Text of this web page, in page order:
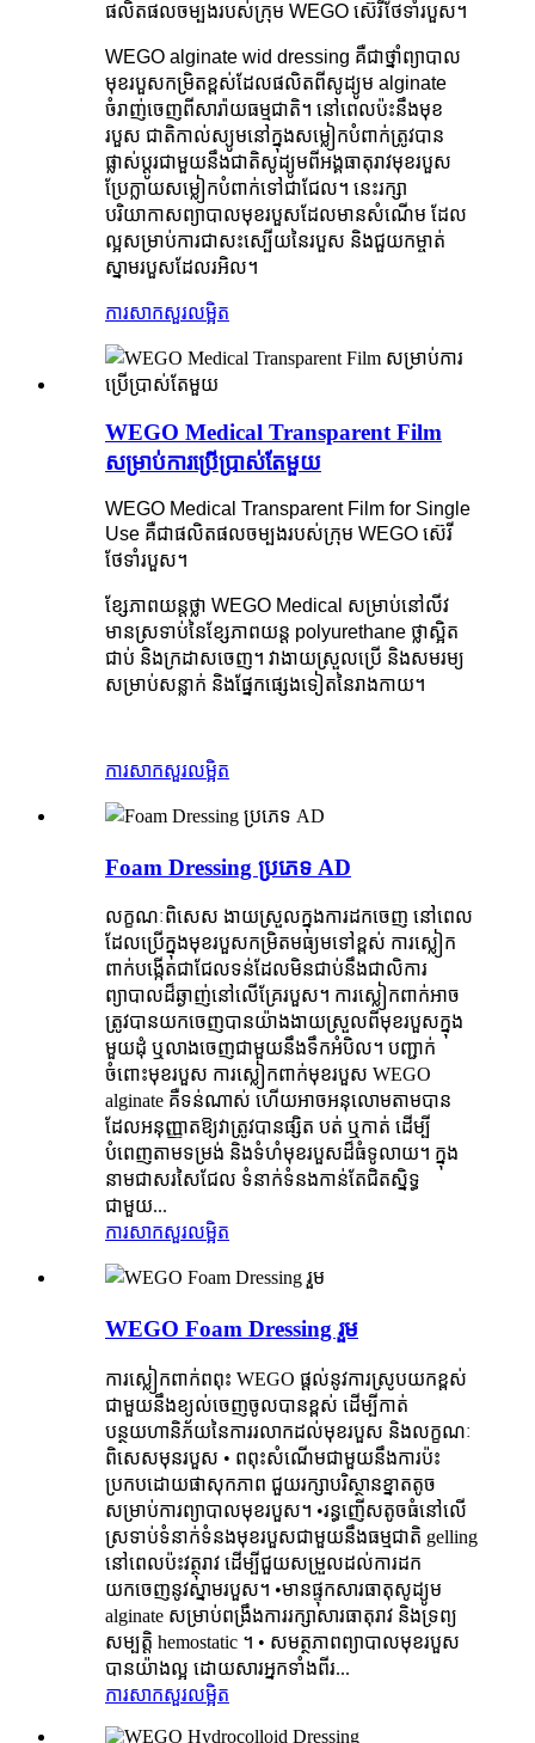
ផលិតផលចម្បងរបស់ក្រុម WEGO ស៊េរីថែទាំរបួស។
WEGO alginate wid dressing គឺជាថ្នាំព្យាបាល
មុខរបួសកម្រិតខ្ពស់ដែលផលិតពីសូដ្យូម alginate
ចំរាញ់ចេញពីសារ៉ាយធម្មជាតិ។ នៅពេលប៉ះនឹងមុខ
របួស ជាតិកាល់ស្យូមនៅក្នុងសម្លៀកបំពាក់ត្រូវបាន
ផ្លាស់ប្តូរជាមួយនឹងជាតិសូដ្យូមពីអង្គធាតុរាវមុខរបួស
ប្រែក្លាយសម្លៀកបំពាក់ទៅជាជែល។ នេះរក្សា
បរិយាកាសព្យាបាលមុខរបួសដែលមានសំណើម ដែល
ល្អសម្រាប់ការជាសះស្បើយនៃរបួស និងជួយកម្ចាត់
ស្នាមរបួសដែលរអិល។
ការសាកសួរលម្អិត
WEGO Medical Transparent Film
សម្រាប់ការប្រើប្រាស់តែមួយ
WEGO Medical Transparent Film for Single
Use គឺជាផលិតផលចម្បងរបស់ក្រុម WEGO ស៊េរី
ថែទាំរបួស។
ខ្សែភាពយន្តថ្លា WEGO Medical សម្រាប់នៅលីវ
មានស្រទាប់នៃខ្សែភាពយន្ត polyurethane ថ្លាស្អិត
ជាប់ និងក្រដាសចេញ។ វាងាយស្រួលប្រើ និងសមរម្យ
សម្រាប់សន្លាក់ និងផ្នែកផ្សេងទៀតនៃរាងកាយ។
ការសាកសួរលម្អិត
Foam Dressing ប្រភេទ AD
លក្ខណៈពិសេស ងាយស្រួលក្នុងការដកចេញ នៅពេល
ដែលប្រើក្នុងមុខរបួសកម្រិតមធ្យមទៅខ្ពស់ ការស្លៀក
ពាក់បង្កើតជាជែលទន់ដែលមិនជាប់នឹងជាលិការ
ព្យាបាលដ៏ឆ្ងាញ់នៅលើគ្រែរបួស។ ការស្លៀកពាក់អាច
ត្រូវបានយកចេញបានយ៉ាងងាយស្រួលពីមុខរបួសក្នុង
មួយដុំ ឬលាងចេញជាមួយនឹងទឹកអំបិល។ បញ្ជាក់
ចំពោះមុខរបួស ការស្លៀកពាក់មុខរបួស WEGO
alginate គឺទន់ណាស់ ហើយអាចអនុលោមតាមបាន
ដែលអនុញ្ញាតឱ្យវាត្រូវបានផ្សិត បត់ ឬកាត់ ដើម្បី
បំពេញតាមទម្រង់ និងទំហំមុខរបួសដ៏ធំទូលាយ។ ក្នុង
នាមជាសរសៃជែល ទំនាក់ទំនងកាន់តែជិតស្និទ្ធ
ជាមួយ...
ការសាកសួរលម្អិត
WEGO Foam Dressing រួម
ការស្លៀកពាក់ពពុះ WEGO ផ្តល់នូវការស្រូបយកខ្ពស់
ជាមួយនឹងខ្យល់ចេញចូលបានខ្ពស់ ដើម្បីកាត់
បន្ថយហានិភ័យនៃការរលាកដល់មុខរបួស និងលក្ខណៈ
ពិសេសមុនរបួស • ពពុះសំណើមជាមួយនឹងការប៉ះ
ប្រកបដោយផាសុកភាព ជួយរក្សាបរិស្ថានខ្នាតតូច
សម្រាប់ការព្យាបាលមុខរបួស។ •រន្ធញើសតូចធំនៅលើ
ស្រទាប់ទំនាក់ទំនងមុខរបួសជាមួយនឹងធម្មជាតិ gelling
នៅពេលប៉ះវត្ថុរាវ ដើម្បីជួយសម្រួលដល់ការដក
យកចេញនូវស្នាមរបួស។ •មានផ្ទុកសារធាតុសូដ្យូម
alginate សម្រាប់ពង្រឹងការរក្សាសារធាតុរាវ និងទ្រព្យ
សម្បត្តិ hemostatic ។ • សមត្ថភាពព្យាបាលមុខរបួស
បានយ៉ាងល្អ ដោយសារអ្នកទាំងពីរ...
ការសាកសួរលម្អិត